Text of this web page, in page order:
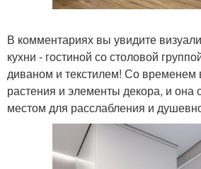
В комментариях вы увидите
кухни - гостиной со столовой
диваном и текстилем! Со временем
растения и элементы декора, и она
местом для расслабления и